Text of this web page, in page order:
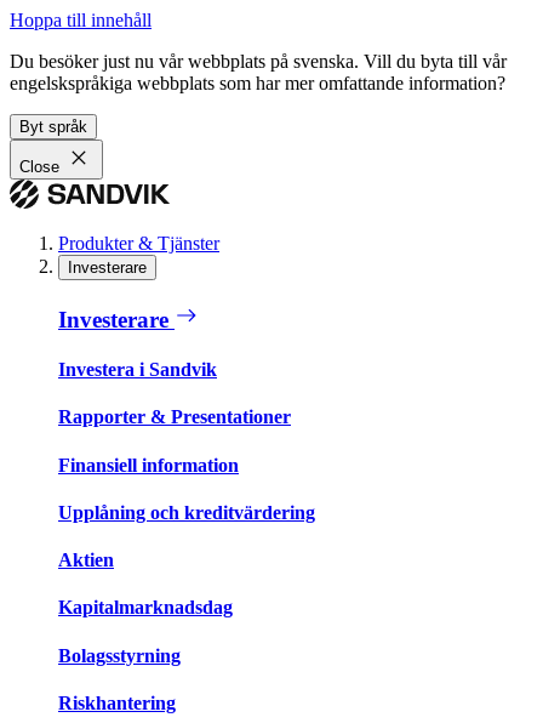
Hoppa till innehåll
Du besöker just nu vår webbplats på svenska. Vill du byta till vår
engelskspråkiga webbplats som har mer omfattande information?
Byt språk
Close
Produkter & Tjänster
Investerare
Investerare
Investera i Sandvik
Rapporter & Presentationer
Finansiell information
Upplåning och kreditvärdering
Aktien
Kapitalmarknadsdag
Bolagsstyrning
Riskhantering